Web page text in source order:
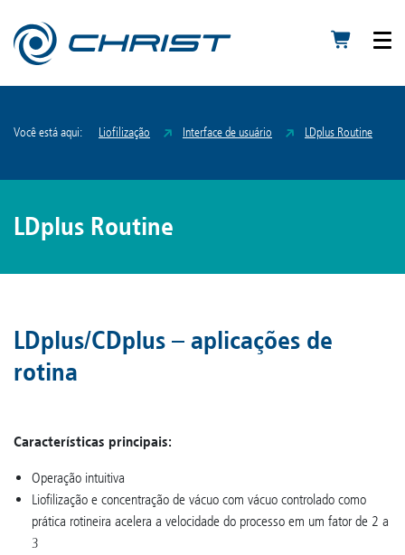
Você está aqui: Liofilização Interface de usuário LDplus Routine
LDplus Routine
LDplus/CDplus – aplicações de
rotina
Características principais:
Operação intuitiva
Liofilização e concentração de vácuo com vácuo controlado como
prática rotineira acelera a velocidade do processo em um fator de 2 a
3